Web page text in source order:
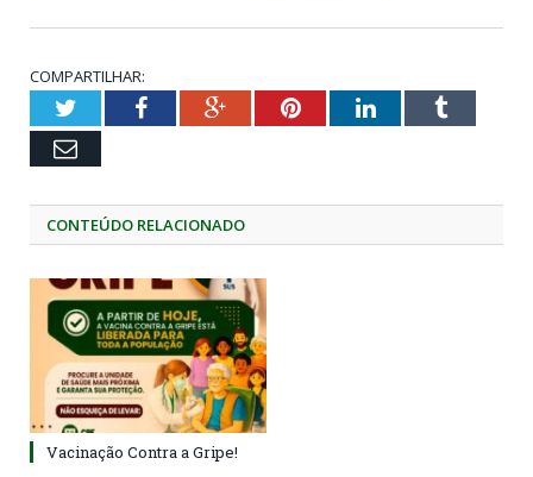
COMPARTILHAR:
TwitterFacebookGoogle+PinterestLinkedInTumblr
Email
CONTEÚDO RELACIONADO
Vacinação Contra a Gripe!